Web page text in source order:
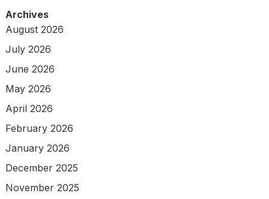
Archives
August 2026
July 2026
June 2026
May 2026
April 2026
February 2026
January 2026
December 2025
November 2025